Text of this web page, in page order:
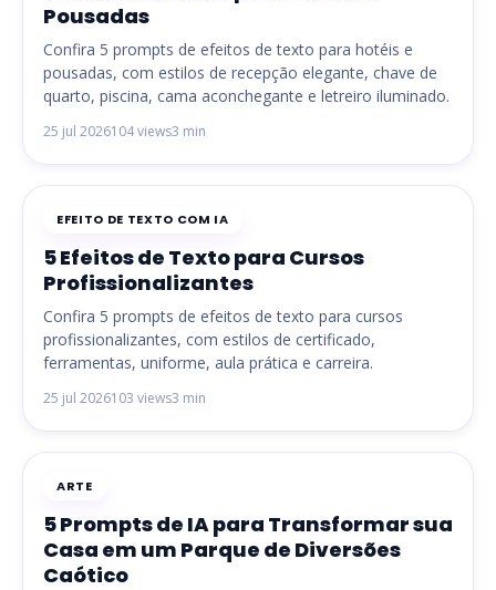
Pousadas
Confira 5 prompts de efeitos de texto para hotéis e
pousadas, com estilos de recepção elegante, chave de
quarto, piscina, cama aconchegante e letreiro iluminado.
25 jul 2026104 views3 min
EFEITO DE TEXTO COM IA
5 Efeitos de Texto para Cursos
Profissionalizantes
Confira 5 prompts de efeitos de texto para cursos
profissionalizantes, com estilos de certificado,
ferramentas, uniforme, aula prática e carreira.
25 jul 2026103 views3 min
ARTE
5 Prompts de IA para Transformar sua
Casa em um Parque de Diversões
Caótico